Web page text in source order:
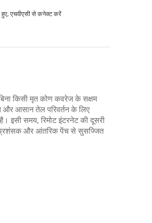
एचवीएसी से कनेक्ट करें
किसी मृत कोण कवरेज के सक्षम
और आसान तेल परिवर्तन के लिए
इसी समय, रिमोट इंटरनेट की दूसरी
और आंतरिक पेंच से सुसज्जित